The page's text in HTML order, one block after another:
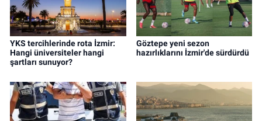
YKS tercihlerinde rota İzmir:
Hangi üniversiteler hangi
şartları sunuyor?
Göztepe yeni sezon
hazırlıklarını İzmir'de sürdürdü